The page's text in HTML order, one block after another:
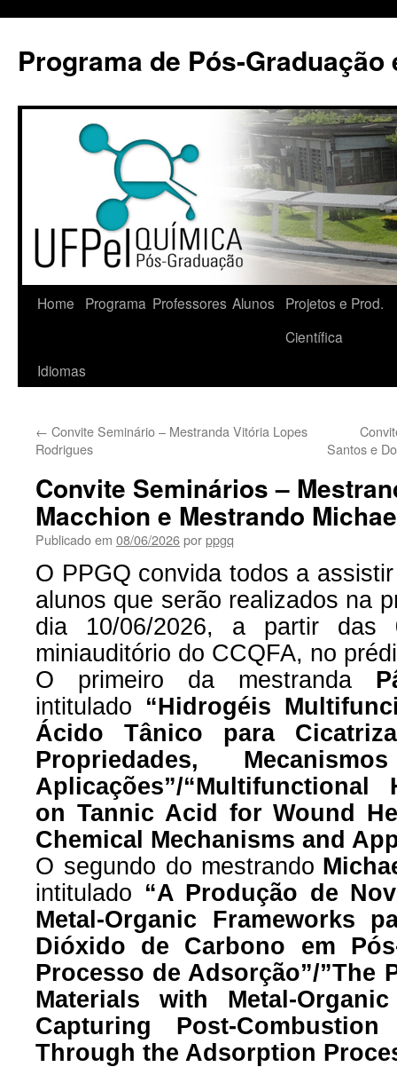
conteúdo
Programa de Pós-Graduação
Home Programa Professores Alunos
Projetos e Prod.
Científica
Idiomas
← Convite Seminário – Mestranda Vitória Lopes
Rodrigues
Santos e
Convite Seminários –
Macchion e Mestrando
Publicado em 08/06/2026porppgq
O PPGQ convida todos a
alunos que serão realizados na
dia 10/06/2026, a partir das
miniauditório do CCQFA, no
O primeiro da mestranda
intitulado “Hidrogéis
Ácido Tânico para
Propriedades,
Aplicações”/“Multifunctional
on Tannic Acid for Wound
Chemical Mechanisms and
O segundo do mestrando
intitulado “A Produção de
Metal-Organic Frameworks
Dióxido de Carbono em
Processo de Adsorção”/”The
Materials with Metal-
Capturing Post-
Through the Adsorption